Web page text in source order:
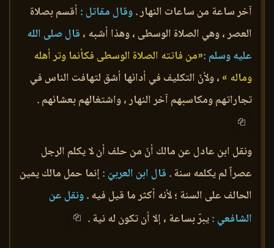
آخر ساعة من ساعات النهار .وقال مقاتل : أقسم بصلاة
العصر ، وهي الصلاة الوسطى ، وهذا أشبه ، قال صلى الله
عليه وسلم :«من فاتته الصلاة الوسطى فكأنما وتر أهله
وماله » ، ولأنّ التكليف في أدائها أشق لتهافت الناس في
تجاراتهم ومكاسبهم آخر النهار ، واشتغالهم بعشائهم .
ونقل ابن عادل عن مالك أنّ من حلف أن لا يكلم الرجل
عصراً لم يكلمه سنة . قال ابن العربيّ :إنما حمل مالك يمين
الحالف على السنة ؛ لأنه أكثر ما قيل فيه .ونقل عن
الشافعي :يبرّ بساعة ، إلا أن تكون له نية .